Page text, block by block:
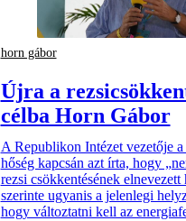
horn gábor
Újra a
célba Horn Gábor
A Republikon Intézet vezetője
hőség kapcsán azt írta, hogy
rezsi csökkentésének elnevezett
szerinte ugyanis a jelenlegi
hogy változtatni kell az